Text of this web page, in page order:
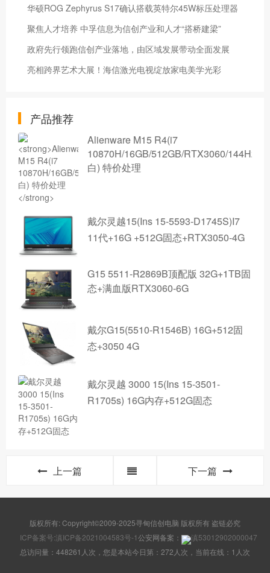
华硕ROG Zephyrus S17确认搭载英特尔45W标压处理器
聚焦人才培养 中孚信息为信创产业和人才“搭桥建梁”
政府先行领跑信创产业落地，由区域发展带动全面发展
亮相跨界艺术大展！海信激光电视绽放家电美学光彩
产品推荐
Alienware M15 R4(i7
10870H/16GB/512GB/RTX3060/144Hz/
白) 特价处理
戴尔灵越15(Ins 15-5593-D1745S)I7
11代+16G +512G固态+RTX3050-4G
G15 5511-R2869B顶配版 32G+1TB固
态+满血版RTX3060-6G
戴尔G15(5510-R1546B) 16G+512固
态+3050 4G
戴尔灵越 3000 15(Ins 15-3501-
R1705s) 16G内存+512G固态
上一篇 下一篇
版权所有: Copyright©2009-2025寻甸信创电脑 版权所有 盗链必究
ICP备案号:滇ICP备2021004583号-1公安网备案：
滇53012902000047
总访问量：448261人次，您是本站今日第：272人次，当前在线：1人次